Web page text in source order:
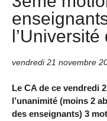
vendredi 21 novembre
Le CA de ce vendredi
l’unanimité (moins 2
des enseignants) 3